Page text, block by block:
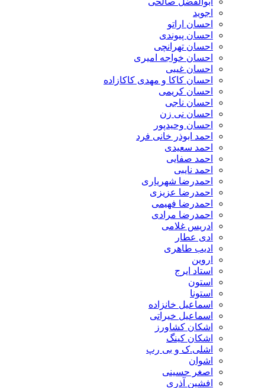
اجوید
احسان اراتو
احسان پیوندی
احسان تهرانچی
احسان خواجه امیری
احسان غیبی
احسان کاکا و مهدی کاکازاده
احسان کریمی
احسان ناجی
احسان نی زن
احسان وحیدپور
احمد ابوذر خانی فرد
احمد سعیدی
احمد صفایی
احمد نایبی
احمدرضا شهریاری
احمدرضا عزیزی
احمدرضا فهیمی
احمدرضا مرادی
ادریس غلامی
ادی عطار
ادیب طاهری
اروین
استاد ایرج
استون
استونا
اسماعیل خانزاده
اسماعیل خیراتی
اشکان کشاورز
اشکان کینگ
اشلی.ک و بی رپ
اشوان
اصغر حسینی
افشین آذری